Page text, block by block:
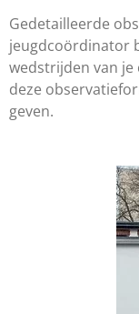
Gedetailleerde
jeugdcoördinator
wedstrijden van je
deze
geven.